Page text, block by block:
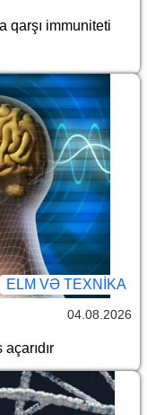
qarşı immuniteti
ELM VƏ TEXNIKA
04.08.2026